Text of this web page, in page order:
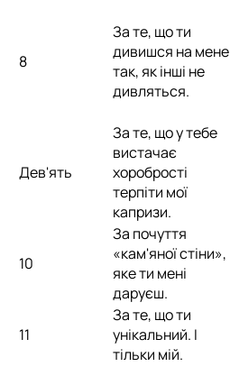
8
За те, що ти
дивишся на мене
так, як інші не
дивляться.
Дев'ять
За те, що у тебе
вистачає
хоробрості
терпіти мої
капризи.
10
За почуття
«кам'яної стіни»,
яке ти мені
даруєш.
11
За те, що ти
унікальний. І
тільки мій.